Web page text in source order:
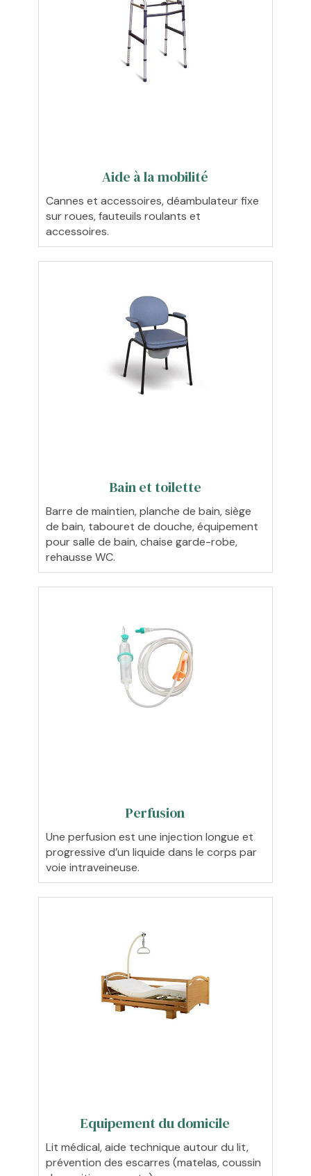
Aide à la mobilité
Cannes et accessoires, déambulateur fixe
sur roues, fauteuils roulants et
accessoires.
Bain et toilette
Barre de maintien, planche de bain, siège
de bain, tabouret de douche, équipement
pour salle de bain, chaise garde-robe,
rehausse WC.
Perfusion
Une perfusion est une injection longue et
progressive d’un liquide dans le corps par
voie intraveineuse.
Equipement du domicile
Lit médical, aide technique autour du lit,
prévention des escarres (matelas, coussin